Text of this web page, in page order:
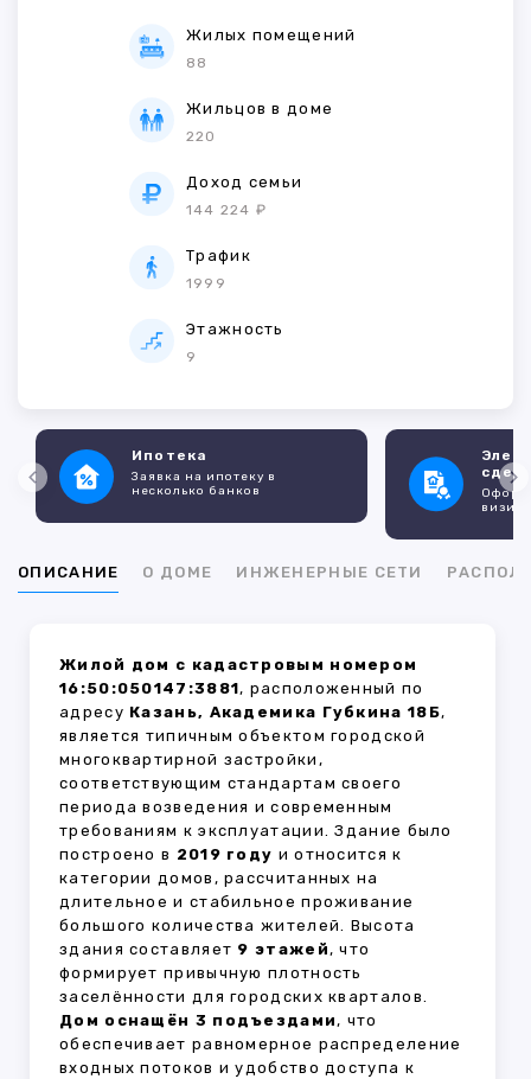
Жилых помещений
88
Жильцов в доме
220
Доход семьи
144 224 ₽
Трафик
1999
Этажность
9
Ипотека
Заявка на ипотеку в
несколько банков
ОПИСАНИЕ О ДОМЕ ИНЖЕНЕРНЫЕ СЕТИ
Жилой дом с кадастровым номером
16:50:050147:3881, расположенный по
адресу Казань, Академика Губкина 18Б,
является типичным объектом городской
многоквартирной застройки,
соответствующим стандартам своего
периода возведения и современным
требованиям к эксплуатации. Здание было
построено в 2019 году и относится к
категории домов, рассчитанных на
длительное и стабильное проживание
большого количества жителей. Высота
здания составляет 9 этажей, что
формирует привычную плотность
заселённости для городских кварталов.
Дом оснащён 3 подъездами, что
обеспечивает равномерное распределение
входных потоков и удобство доступа к